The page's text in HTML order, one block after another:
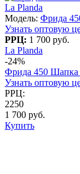
La Planda
Модель: Фрида
Узнать оптовую
РРЦ: 1 700 руб.
La Planda
-24%
Фрида 450 Шапка
Узнать оптовую
РРЦ:
2250
1 700 руб.
Купить